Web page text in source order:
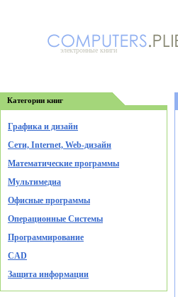
электронные книги
Категории книг
Графика и дизайн
Cети, Internet, Web-дизайн
Математические программы
Мультимедиа
Офисные программы
Операционные Системы
Программирование
CAD
Защита информации